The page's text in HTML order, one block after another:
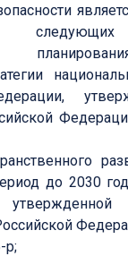
до 2030
р;